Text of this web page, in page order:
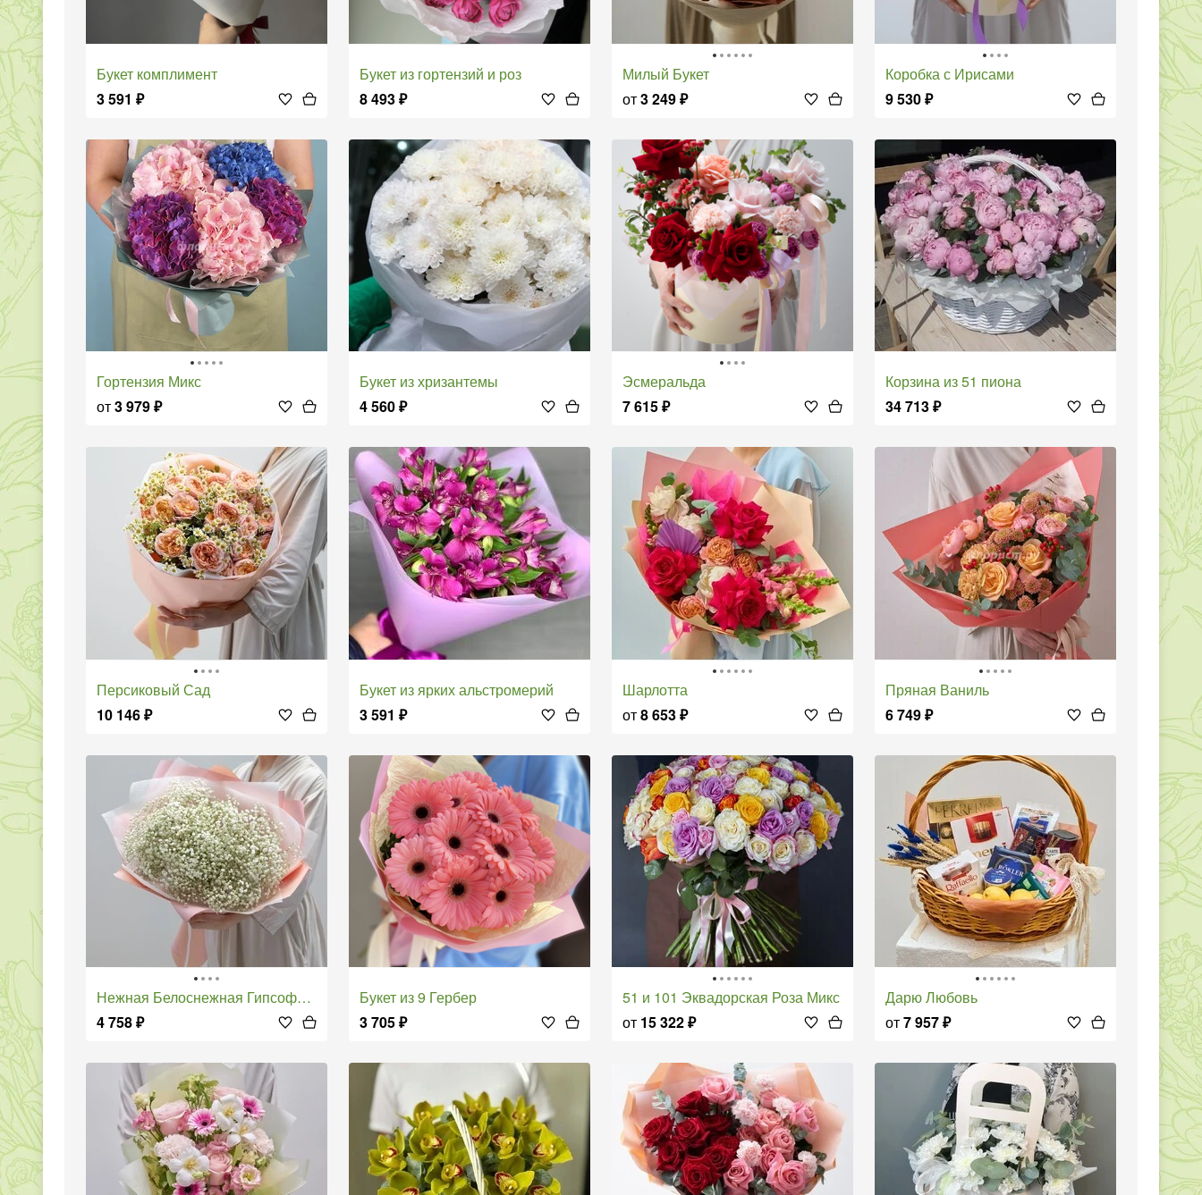
Букет комплимент
3 591 ₽
Букет из гортензий и роз
8 493₽
Милый Букет
от3 249₽
Коробка с Ирисами
9 530₽
Гортензия Микс
от3 979₽
Букет из хризантемы
4 560₽
Эсмеральда
7 615₽
Корзина из 51 пиона
34 713₽
Персиковый Сад
10 146₽
Букет из ярких альстромерий
3 591 ₽
Шарлотта
от8 653₽
Пряная Ваниль
6 749₽
Нежная Белоснежная Гипсофила
4 758₽
Букет из 9 Гербер
3 705₽
51 и 101 Эквадорская Роза Микс
от 15 322₽
Дарю Любовь
от7 957₽